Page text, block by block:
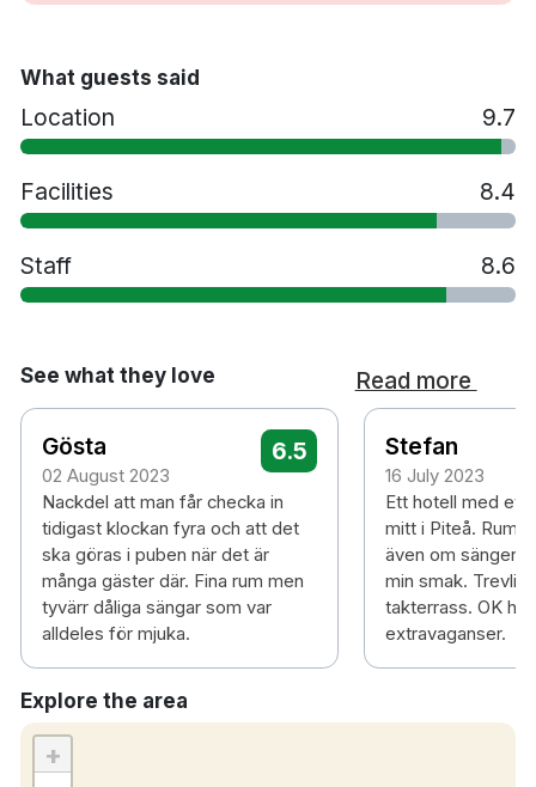
What guests said
Location 9.7
Facilities 8.4
Staff 8.6
See what they love Read more
Gösta
02 August 2023
6.5
Nackdel att man får checka in
tidigast klockan fyra och att det
ska göras i puben när det är
många gäster där. Fina rum men
tyvärr dåliga sängar som var
alldeles för mjuka.
Stefan
16 July 2023
Ett hotell med ett
mitt i Piteå.
även om sängen
min smak.
takterrass. OK
extravaganser.
Explore the area
+